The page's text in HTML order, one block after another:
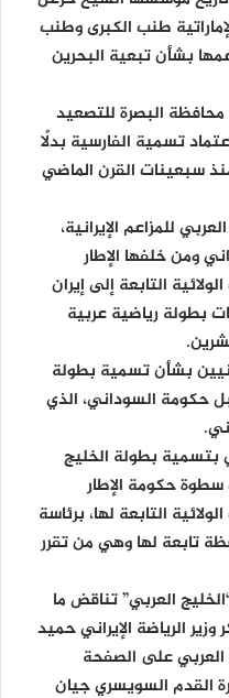
طنب الكبرى وطنب
بشأن تبعية البحرين
البصرة للتصعيد
تسمية الفارسية بدلًا
سبعينات القرن الماضي
للمزاعم الإيرانية،
ومن خلفها الإطار
التابعة إلى إيران
بطولة رياضية عربية
بشأن تسمية بطولة
حكومة السوداني، الذي
بطولة الخليج
سطوة حكومة الإطار
التابعة لها، برئاسة
تابعة لها وهي من تقرر
العربي” تناقض ما
وزير الرياضة الإيراني حميد
على الصفحة
القدم السويسري جيان